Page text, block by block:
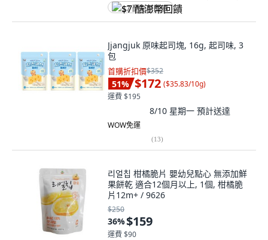
$7 酷澎幣回饋
Jjangjuk 原味起司塊, 16g, 起司味, 3
包
首購折扣價$352
51% $172 ($35.83/10g)
運費 $195
8/10 星期一 預計送達
WOW免運
(13)
리얼칩 柑橘脆片 嬰幼兒點心 無添加鮮
果餅乾 適合12個月以上, 1個, 柑橘脆
片12m+ / 9626
$250
36%$159
運費 $90